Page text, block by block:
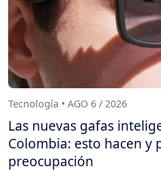
Tecnología • AGO 6 / 2026
Las nuevas gafas
Colombia: esto hacen y
preocupación